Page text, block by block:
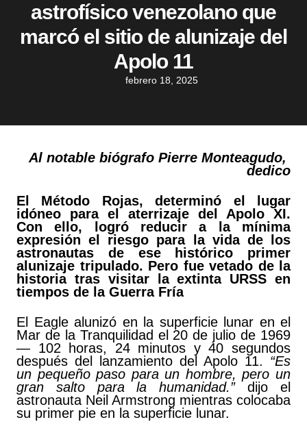
astrofísico venezolano que
marcó el sitio de alunizaje del
Apolo 11
febrero 18, 2025
Al notable biógrafo Pierre Monteagudo,
dedico
El Método Rojas, determinó el lugar
idóneo para el aterrizaje del Apolo XI.
Con ello, logró reducir a la mínima
expresión el riesgo para la vida de los
astronautas de ese histórico primer
alunizaje tripulado. Pero fue vetado de la
historia tras visitar la extinta URSS en
tiempos de la Guerra Fría
E l Eagle alunizó en la superficie lunar en el
Mar de la Tranquilidad el 20 de julio de 1969
— 102 horas, 24 minutos y 40 segundos
después del lanzamiento del Apolo 11. “Es
un pequeño paso para un hombre, pero un
gran salto para la humanidad.”dijo el
astronauta Neil Armstrong mientras colocaba
su primer pie en la superficie lunar.